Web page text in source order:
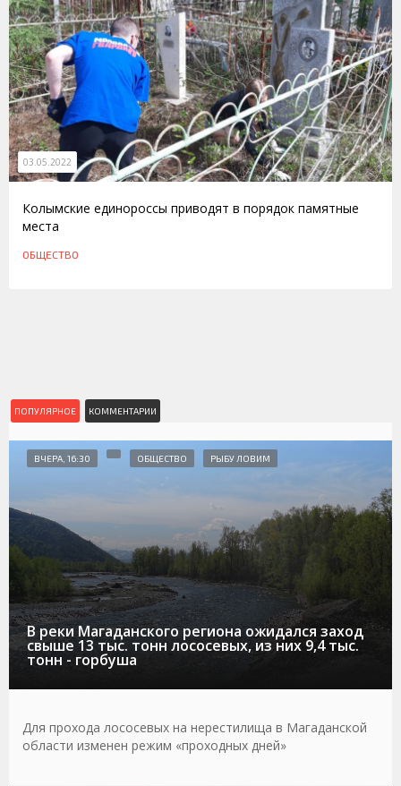
03.05.2022
Колымские единороссы приводят в порядок памятные
места
ОБЩЕСТВО
ПОПУЛЯРНОЕ КОММЕНТАРИИ
В реки Магаданского региона ожидался заход
свыше 13 тыс. тонн лососевых, из них 9,4 тыс.
тонн - горбуша
ВЧЕРА, 16:30 ОБЩЕСТВО РЫБУ ЛОВИМ
Для прохода лососевых на нерестилища в Магаданской
области изменен режим «проходных дней»